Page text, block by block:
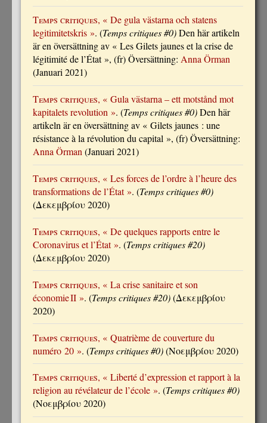
Temps critiques, « De gula västarna och statens
legitimitetskris ». (Temps critiques #0)Den här artikeln
är en översättning av « Les Gilets jaunes et la crise de
légitimité de l’État », (fr) Översättning: Anna Örman
(Januari 2021)
Temps critiques, « Gula västarna – ett motstånd mot
kapitalets revolution ». (Temps critiques #0)Den här
artikeln är en översättning av « Gilets jaunes : une
résistance à la révolution du capital », (fr) Översättning:
Anna Örman(Januari 2021)
Temps critiques, « Les forces de l’ordre à l’heure des
transformations de l’État ». (Temps critiques #0)
(Δεκεμβρίου 2020)
Temps critiques, « De quelques rapports entre le
Coronavirus et l’État ». (Temps critiques #20)
(Δεκεμβρίου 2020)
Temps critiques, « La crise sanitaire et son
économie II ». (Temps critiques #20)(Δεκεμβρίου
2020)
Temps critiques, « Quatrième de couverture du
numéro 20 ». (Temps critiques #0)(Νοεμβρίου 2020)
Temps critiques, « Liberté d’expression et rapport à la
religion au révélateur de l’école ». (Temps critiques #0)
(Νοεμβρίου 2020)